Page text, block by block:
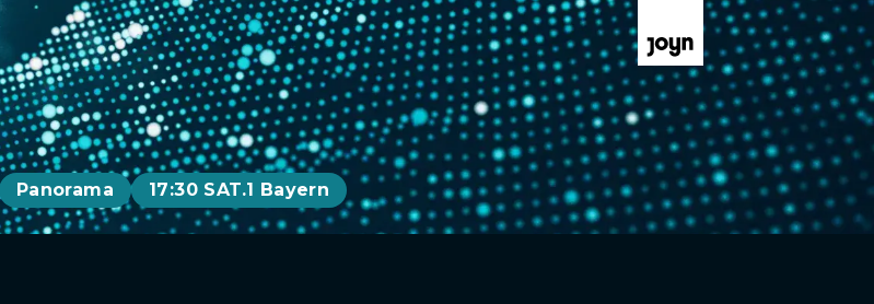
Panorama 17:30 SAT.1 Bayern